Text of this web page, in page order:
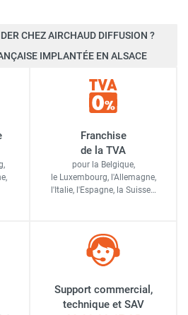
CHEZ AIRCHAUD DIFFUSION ?
IMPLANTÉE EN ALSACE
Franchise
de la TVA
pour la Belgique,
le Luxembourg, l'Allemagne,
l'Italie, l'Espagne, la Suisse…
Support commercial,
technique et SAV